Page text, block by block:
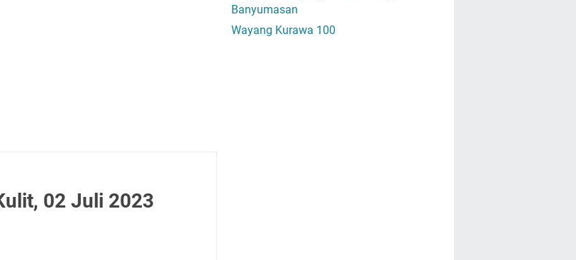
02 Juli 2023
Banyumasan
Wayang Kurawa 100